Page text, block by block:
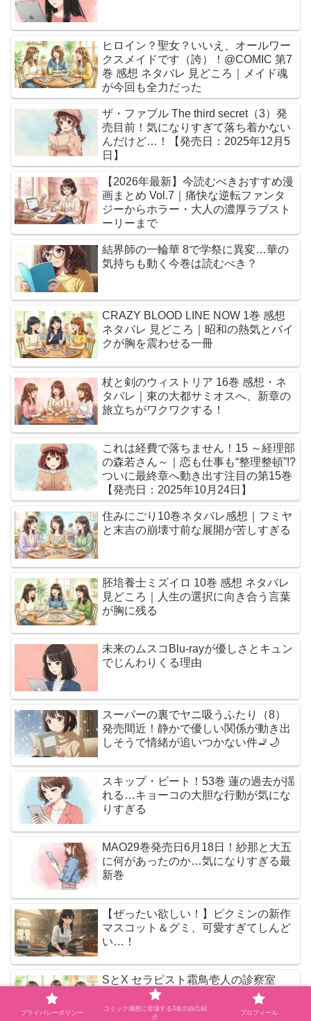
ヒロイン？聖女？いいえ、オールワー
クスメイドです（誇）！@COMIC 第7
巻 感想 ネタバレ 見どころ｜メイド魂
が今回も全力だった
ザ・ファブル The third secret（3）発
売目前！気になりすぎて落ち着かない
んだけど…！【発売日：2025年12月5
日】
【2026年最新】今読むべきおすすめ漫
画まとめ Vol.7｜痛快な逆転ファンタ
ジーからホラー・大人の濃厚ラブスト
ーリーまで
結界師の一輪華 8で学祭に異変…華の
気持ちも動く今巻は読むべき？
CRAZY BLOOD LINE NOW 1巻 感想
ネタバレ 見どころ｜昭和の熱気とバイ
クが胸を震わせる一冊
杖と剣のウィストリア 16巻 感想・ネ
タバレ｜東の大都サミオスへ、新章の
旅立ちがワクワクする！
これは経費で落ちません！15 ～経理部
の森若さん～｜恋も仕事も“整理整頓”!?
ついに最終章へ動き出す注目の第15巻
【発売日：2025年10月24日】
住みにごり10巻ネタバレ感想｜フミヤ
と末吉の崩壊寸前な展開が苦しすぎる
胚培養士ミズイロ 10巻 感想 ネタバレ
見どころ｜人生の選択に向き合う言葉
が胸に残る
未来のムスコBlu-rayが優しさとキュン
でじんわりくる理由
スーパーの裏でヤニ吸うふたり（8）
発売間近！静かで優しい関係が動き出
しそうで情緒が追いつかない件🚬🌙
スキップ・ビート！53巻 蓮の過去が揺
れる…キョーコの大胆な行動が気にな
りすぎる
MAO29巻発売日6月18日！紗那と大五
に何があったのか…気になりすぎる最
新巻
【ぜったい欲しい！】ピクミンの新作
マスコット＆グミ、可愛すぎてしんど
い…！
SとX セラピスト霜鳥壱人の診察室
（1） 感想 ネタバレ 見どころ｜性の悩
みと向き合う人々を丁寧に描いた一冊
プライバシーポリシー
コミック感想に登場する3名の自己紹
介
プロフィール